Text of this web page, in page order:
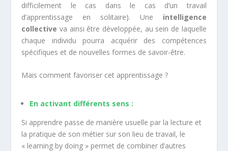
difficilement le cas dans le cas d’un travail
d’apprentissage en solitaire). Une intelligence
collective va ainsi être développée, au sein de laquelle
chaque individu pourra acquérir des compétences
spécifiques et de nouvelles formes de savoir-être.
Mais comment favoriser cet apprentissage ?
En activant différents sens :
Si apprendre passe de manière usuelle par la lecture et
la pratique de son métier sur son lieu de travail, le
« learning by doing » permet de combiner d’autres